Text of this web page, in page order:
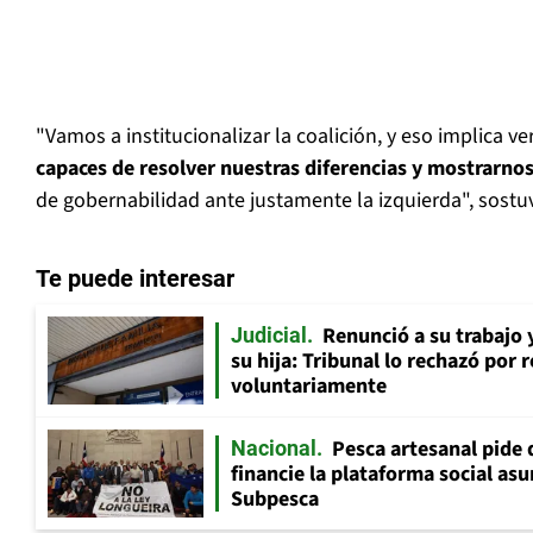
"Vamos a institucionalizar la coalición, y eso implica
capaces de resolver nuestras diferencias y
de gobernabilidad ante justamente la izquierda",
Te puede interesar
Judicial
Renunció a su
su hija: Tribunal lo rechazó por
voluntariamente
Nacional
Pesca artesanal
financie la plataforma social
Subpesca